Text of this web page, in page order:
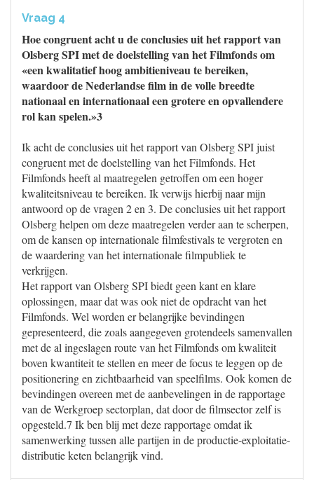
Vraag 4
Hoe congruent acht u de conclusies uit het rapport van
Olsberg SPI met de doelstelling van het Filmfonds om
«een kwalitatief hoog ambitieniveau te bereiken,
waardoor de Nederlandse film in de volle breedte
nationaal en internationaal een grotere en opvallendere
rol kan spelen.»3
Ik acht de conclusies uit het rapport van Olsberg SPI juist
congruent met de doelstelling van het Filmfonds. Het
Filmfonds heeft al maatregelen getroffen om een hoger
kwaliteitsniveau te bereiken. Ik verwijs hierbij naar mijn
antwoord op de vragen 2 en 3. De conclusies uit het rapport
Olsberg helpen om deze maatregelen verder aan te scherpen,
om de kansen op internationale filmfestivals te vergroten en
de waardering van het internationale filmpubliek te
verkrijgen.
Het rapport van Olsberg SPI biedt geen kant en klare
oplossingen, maar dat was ook niet de opdracht van het
Filmfonds. Wel worden er belangrijke bevindingen
gepresenteerd, die zoals aangegeven grotendeels samenvallen
met de al ingeslagen route van het Filmfonds om kwaliteit
boven kwantiteit te stellen en meer de focus te leggen op de
positionering en zichtbaarheid van speelfilms. Ook komen de
bevindingen overeen met de aanbevelingen in de rapportage
van de Werkgroep sectorplan, dat door de filmsector zelf is
opgesteld.7 Ik ben blij met deze rapportage omdat ik
samenwerking tussen alle partijen in de productie-exploitatie-
distributie keten belangrijk vind.